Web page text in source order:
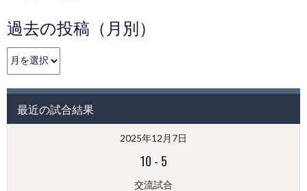
過去の投稿（月別）
過
去
投
（月
最近の試合結果
2025年12月7日
10 - 5
交流試合